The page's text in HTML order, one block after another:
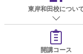
東岸和田校につい
開講コース